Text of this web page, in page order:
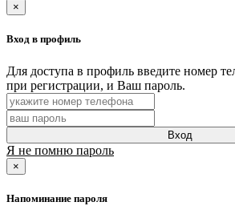
×
Вход в профиль
Для доступа в профиль введите номер
при регистрации, и Ваш пароль.
Вход
Я не помню пароль
×
Напоминание пароля